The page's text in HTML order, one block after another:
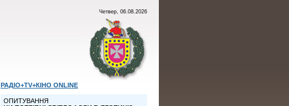
Четвер, 06.08.2026
РАДІО+TV+КІНО ONLINE
ОПИТУВАННЯ